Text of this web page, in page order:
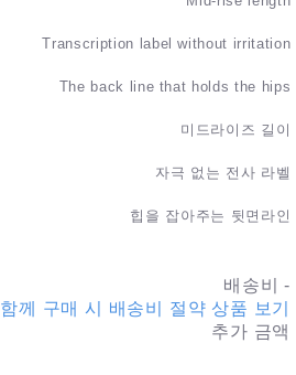
Transcription label without irritation
The back line that holds the hips
미드라이즈 길이
자극 없는 전사 라벨
힙을 잡아주는 뒷면라인
배송비-
함께 구매 시 배송비 절약 상품 보기
추가 금액